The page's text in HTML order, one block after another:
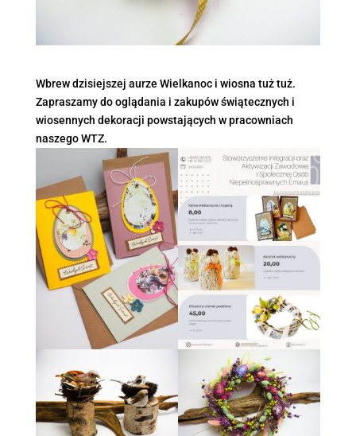
Wbrew dzisiejszej aurze Wielkanoc i wiosna tuż tuż.
Zapraszamy do oglądania i zakupów świątecznych i
wiosennych dekoracji powstających w pracowniach
naszego WTZ.